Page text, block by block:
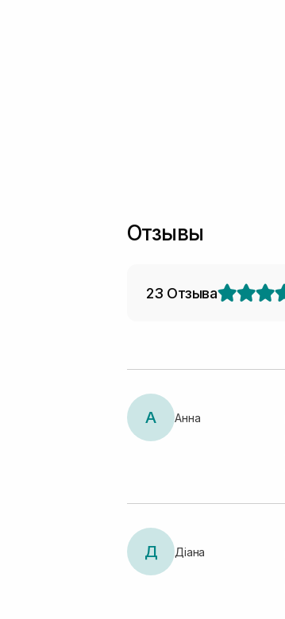
Отзывы
23 Отзыва
А Анна
Д Діана